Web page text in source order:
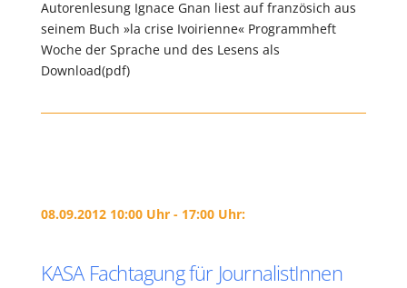
Autorenlesung Ignace Gnan liest auf französich aus
seinem Buch »la crise Ivoirienne« Programmheft
Woche der Sprache und des Lesens als
Download(pdf)
08.09.2012 10:00 Uhr - 17:00 Uhr:
KASA Fachtagung für JournalistInnen